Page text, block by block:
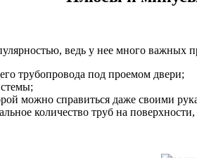
ведь у нее много важных
трубопровода под проемом двери;
можно справиться даже своими
количество труб на